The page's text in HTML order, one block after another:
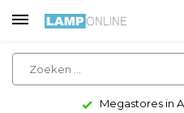
Megastores in